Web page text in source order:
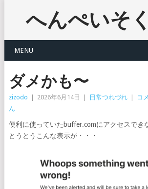
へんぺいそ
MENU
ダメかも〜
zizodo 2026年6月14日 日常つれづれ
コ
ん
便利に使っていたbuffer.comにアクセスでき
とうとうこんな表示が・・・